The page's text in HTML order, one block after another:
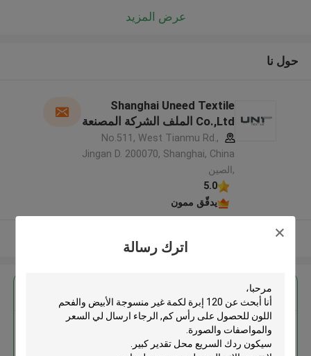
اترك رسالة
عرض المزيد
حول نا
Shanghai Uneed Textile
Co.,Ltd الملف الشركة المصنعة
No.511, West Tianmu Rd.,
Jingan D. 200070, Shanghai, China
,الصين
5.0
يدقّق ممون
عرض المزيد
والفحم اللون للحصول على رأس كم